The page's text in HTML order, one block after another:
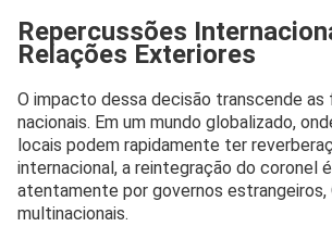
Repercussões
Relações Exteriores
O impacto dessa decisão transcende as
nacionais. Em um mundo globalizado,
locais podem rapidamente ter
internacional, a reintegração do coronel
atentamente por governos estrangeiros,
multinacionais.